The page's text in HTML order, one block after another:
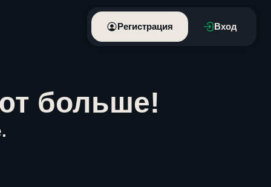
Регистрация Вход
больше!